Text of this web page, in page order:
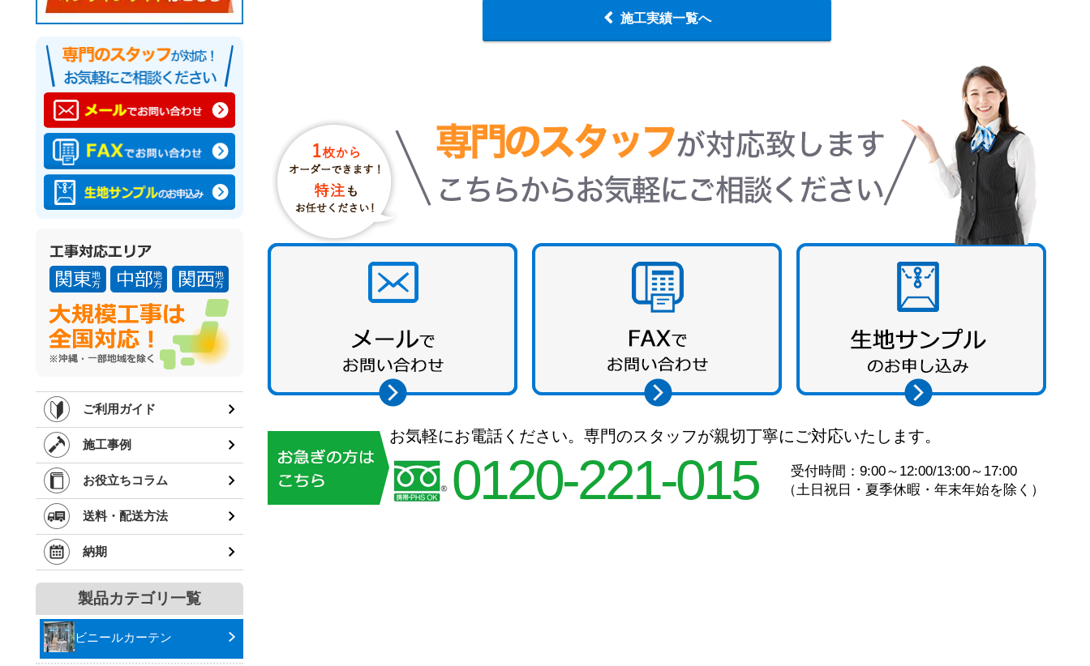
ご利用ガイド
施工事例
お役立ちコラム
送料・配送方法
納期
製品カテゴリ一覧
ビニールカーテン
施工実績一覧へ
お気軽にお電話ください。専門のスタッフが親切丁寧にご対応いたします。
0120-221-015
受付時間：9:00～12:00/13:00～17:00
（土日祝日・夏季休暇・年末年始を除く）